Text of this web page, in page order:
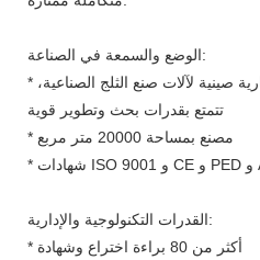
الوضع والسمعة في الصناعة:
* من بين أفضل 3 علامات تجارية صينية لآلات صنع الثلج الصناعية،
تتمتع بقدرات بحث وتطوير قوية
* مصنع بمساحة 20000 متر مربع
القدرات التكنولوجية والإدارية:
* أكثر من 80 براءة اختراع وشهادة